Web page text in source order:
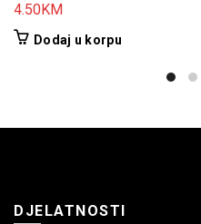
4.50KM
Dodaj u korpu
DJELATNOSTI